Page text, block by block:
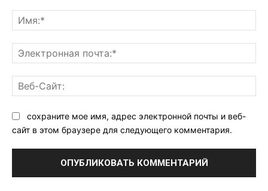
сохраните мое имя, адрес электронной почты и веб-
сайт в этом браузере для следующего комментария.